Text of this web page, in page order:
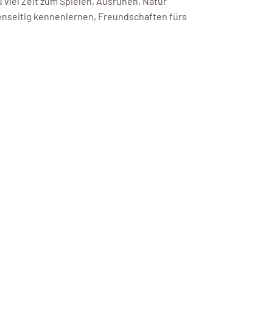
kennenlernen, Freundschaften fürs